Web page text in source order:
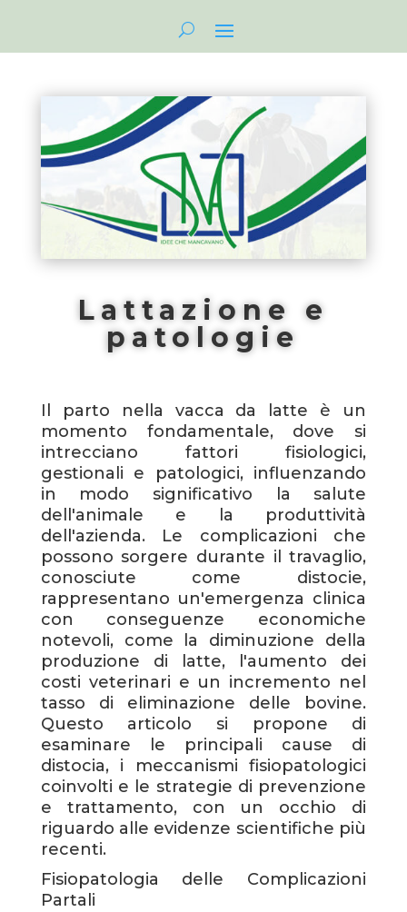
Lattazione e
patologie
Il parto nella vacca da latte è un
momento fondamentale, dove si
intrecciano fattori fisiologici,
gestionali e patologici, influenzando
in modo significativo la salute
dell'animale e la produttività
dell'azienda. Le complicazioni che
possono sorgere durante il travaglio,
conosciute come distocie,
rappresentano un'emergenza clinica
con conseguenze economiche
notevoli, come la diminuzione della
produzione di latte, l'aumento dei
costi veterinari e un incremento nel
tasso di eliminazione delle bovine.
Questo articolo si propone di
esaminare le principali cause di
distocia, i meccanismi fisiopatologici
coinvolti e le strategie di prevenzione
e trattamento, con un occhio di
riguardo alle evidenze scientifiche più
recenti.
Fisiopatologia delle Complicazioni
Partali